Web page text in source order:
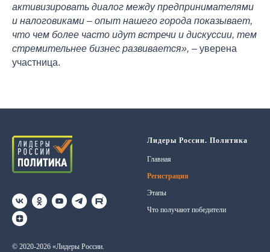
активизировать диалог между предпринимателями
и налоговиками – опыт нашего города показывает,
что чем более часто идут встречи и дискуссии, тем
стремительнее бизнес развивается», – уверена
участница.
© 2020-2026 «Лидеры России.
Лидеры России. Политика
Главная
Регистрация
Этапы
Что получают победители